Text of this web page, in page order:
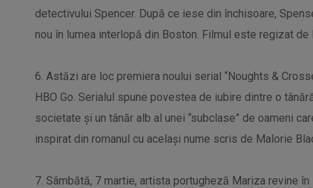
detectivului Spencer. După ce iese din închisoare,
nou în lumea interlopă din Boston. Filmul este regizat de
6. Astăzi are loc premiera noului serial “Noughts &
HBO Go. Serialul spune povestea de iubire dintre o
societate și un tânăr alb al unei “subclase” de oameni
inspirat din romanul cu același nume scris de Malorie
7. Sâmbătă, 7 martie, artista portugheză Mariza revine